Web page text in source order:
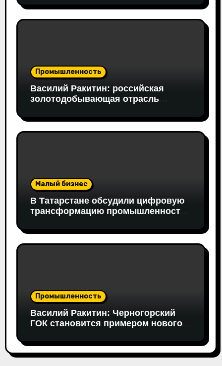
рынок
Промышленность
Василий Ракитин: российская
золотодобывающая отрасль
благодаря перестройке экспорта и
технологической устойчивости
Малый бизнес
В Татарстане обсудили цифровую
трансформацию промышленности:
участие вице-президент «Новой
Формации» Руслан Гайнуллин
Промышленность
Василий Ракитин: Черногорский
ГОК становится примером нового
горнопромышленных проектов